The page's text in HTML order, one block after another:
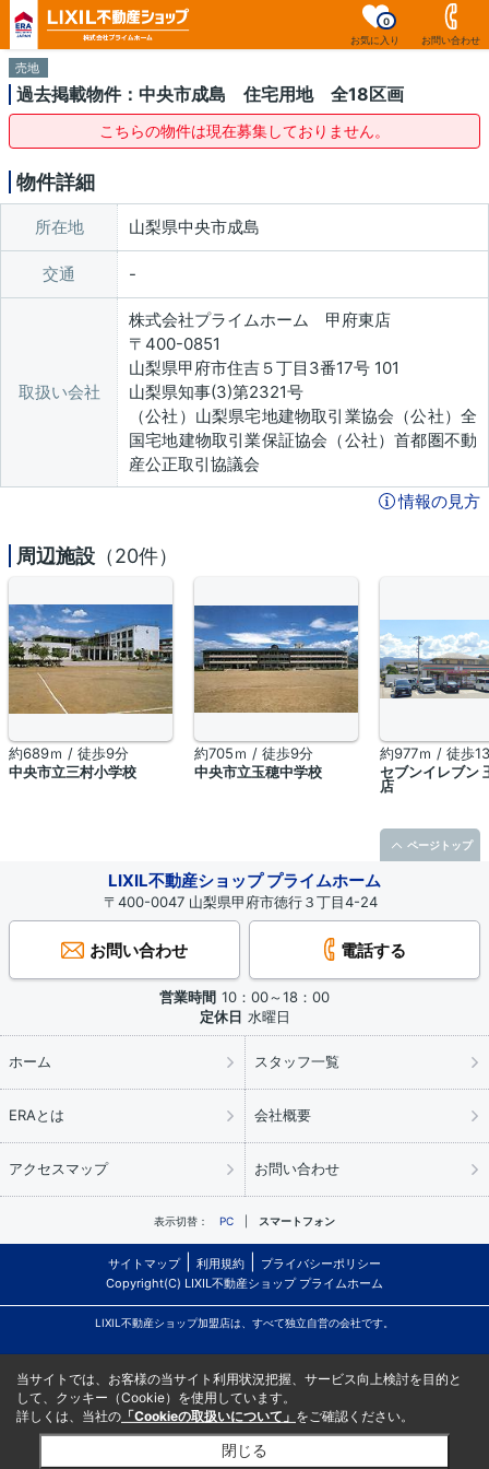
お気に入り
0
お問い合わせ
売地
過去掲載物件：中央市成島 住宅用地 全18区画
こちらの物件は現在募集しておりません。
物件詳細
所在地 山梨県中央市成島
交通
取扱い会社
株式会社プライムホーム 甲府東店
〒400-0851
山梨県甲府市住吉５丁目3番17号 101
山梨県知事(3)第2321号
（公社）山梨県宅地建物取引業協会（公社）全
国宅地建物取引業保証協会（公社）首都圏不動
産公正取引協議会
情報の見方
周辺施設 （20件）
約689ｍ / 徒歩9分
中央市立三村小学校
約705ｍ / 徒歩9分
中央市立玉穂中学校
約977ｍ / 徒歩
セブンイレブン
店
LIXIL不動産ショップ プライムホーム
〒400-0047 山梨県甲府市徳行３丁目4-24
お問い合わせ 電話する
営業時間 10：00～18：00
定休日 水曜日
ホーム スタッフ一覧
ERAとは 会社概要
アクセスマップ お問い合わせ
表示切替： PC スマートフォン
サイトマップ 利用規約
プライバシーポリシー
Copyright(C) LIXIL不動産ショップ プライムホーム
LIXIL不動産ショップ加盟店は、すべて独立自営の会社です。
ページトップ
当サイトでは、お客様の当サイト利用状況把握、サービス向上検討を目的と
して、クッキー（Cookie）を使用しています。
詳しくは、当社の 「Cookieの取扱いについて」 をご確認ください。
閉じる